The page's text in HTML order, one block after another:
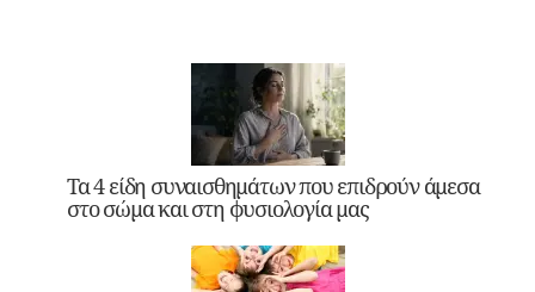
Τα 4 είδη συναισθημάτων που επιδρούν άμεσα
στο σώμα και στη φυσιολογία μας